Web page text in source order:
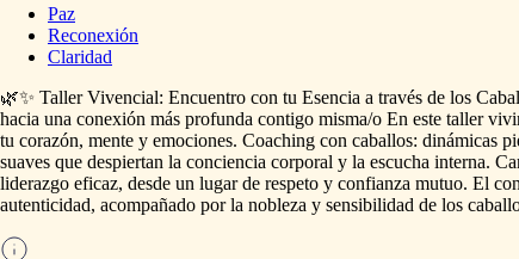
Paz
Reconexión
Claridad
🌿✨ Taller Vivencial: Encuentro con tu Esencia a través de los
hacia una conexión más profunda contigo misma​/​o En este taller
tu corazón, mente y emociones. Coaching con caballos: dinámicas
suaves que despiertan la conciencia corporal y la escucha interna.
liderazgo eficaz, desde un lugar de respeto y confianza mutuo. El
autenticidad, acompañado por la nobleza y sensibilidad de los